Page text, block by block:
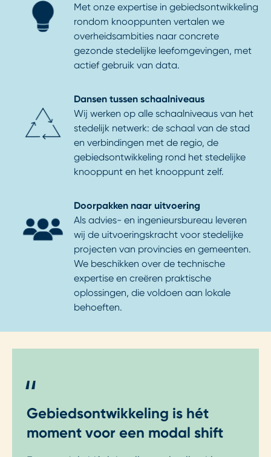
Met onze expertise in gebiedsontwikkeling
rondom knooppunten vertalen we
overheidsambities naar concrete
gezonde stedelijke leefomgevingen, met
actief gebruik van data.
Dansen tussen schaalniveaus
Wij werken op alle schaalniveaus van het
stedelijk netwerk: de schaal van de stad
en verbindingen met de regio, de
gebiedsontwikkeling rond het stedelijke
knooppunt en het knooppunt zelf.
Doorpakken naar uitvoering
Als advies- en ingenieursbureau leveren
wij de uitvoeringskracht voor stedelijke
projecten van provincies en gemeenten.
We beschikken over de technische
expertise en creëren praktische
oplossingen, die voldoen aan lokale
behoeften.
"
Gebiedsontwikkeling is hét
moment voor een modal shift